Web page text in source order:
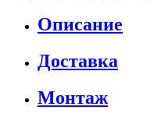
Описание
Доставка
Монтаж